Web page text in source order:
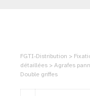
FGTI-Distribution >
détaillées > Agrafes
Double griffes